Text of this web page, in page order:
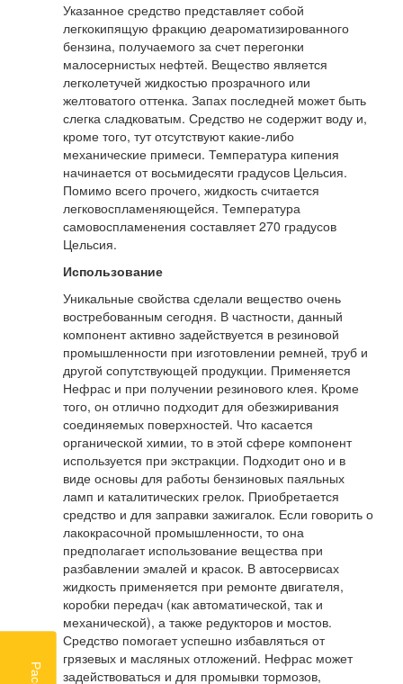
Указанное средство представляет собой
легкокипящую фракцию деароматизированного
бензина, получаемого за счет перегонки
малосернистых нефтей. Вещество является
легколетучей жидкостью прозрачного или
желтоватого оттенка. Запах последней может быть
слегка сладковатым. Средство не содержит воду и,
кроме того, тут отсутствуют какие-либо
механические примеси. Температура кипения
начинается от восьмидесяти градусов Цельсия.
Помимо всего прочего, жидкость считается
легковоспламеняющейся. Температура
самовоспламенения составляет 270 градусов
Цельсия.
Использование
Уникальные свойства сделали вещество очень
востребованным сегодня. В частности, данный
компонент активно задействуется в резиновой
промышленности при изготовлении ремней, труб и
другой сопутствующей продукции. Применяется
Нефрас и при получении резинового клея. Кроме
того, он отлично подходит для обезжиривания
соединяемых поверхностей. Что касается
органической химии, то в этой сфере компонент
используется при экстракции. Подходит оно и в
виде основы для работы бензиновых паяльных
ламп и каталитических грелок. Приобретается
средство и для заправки зажигалок. Если говорить о
лакокрасочной промышленности, то она
предполагает использование вещества при
разбавлении эмалей и красок. В автосервисах
жидкость применяется при ремонте двигателя,
коробки передач (как автоматической, так и
механической), а также редукторов и мостов.
Средство помогает успешно избавляться от
грязевых и масляных отложений. Нефрас может
задействоваться и для промывки тормозов,